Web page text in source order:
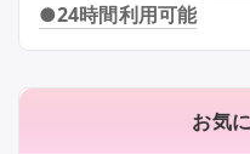
●24時間利用可能
お気